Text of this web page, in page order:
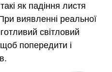
як падіння листя
виявленні реальної
світловий
попередити і